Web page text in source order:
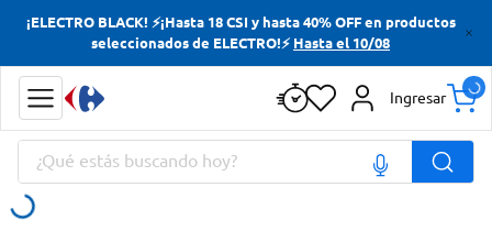
¡ELECTRO BLACK! ⚡¡Hasta 18 CSI y hasta 40% OFF en productos
seleccionados de ELECTRO!⚡ Hasta el 10/08
Ingresar
¿Qué estás buscando hoy?
Términos más buscados
Términos más buscados
Yerba
Cerveza
Doves
Jabon Tocador